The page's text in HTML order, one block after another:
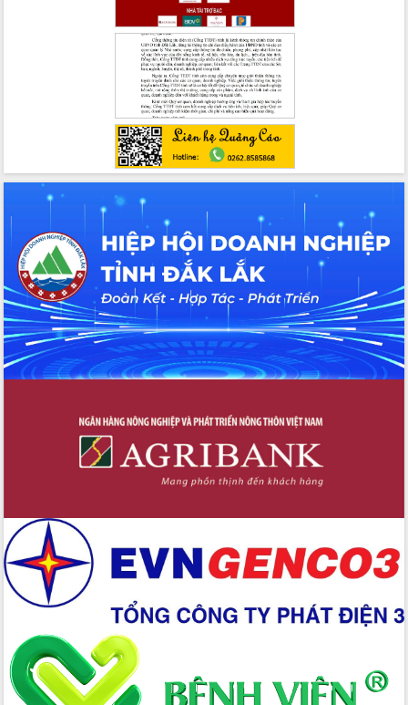
UBND tỉnh họp báo định kỳ tháng 4
Hội thảo khoa học “Giải pháp thúc đẩy
phát triển nền kinh tế xanh tại tỉnh
Tăng cường giám sát, đôn đốc thực
hiện nhiệm vụ quản lý tài sản công
Tháo gỡ những vướng mắc, đẩy mạnh
công tác cải cách thủ tục hành chính
tại Trung tâm Phục vụ hành chính
công tỉnh
Đắk Lắk: Tôn vinh 46 giải pháp tại Hội
thi Sáng tạo Kỹ thuật 2024 - 2025
Đắk Lắk rà soát, điều chỉnh Đề án 190
về phát triển nuôi trồng thủy sản
Phó Chủ tịch UBND tỉnh Đắk Lắk
Trương Công Thái kiểm tra thực địa
Dự án cao tốc Khánh Hòa - Buôn Ma
Định vị cà phê Việt Nam như một “di
sản sống” trong dòng chảy toàn cầu
Xây dựng nông thôn mới: Nâng cao đời
sống người dân từ những mô hình thiết
Quyết liệt tháo gỡ vướng mắc, đẩy
nhanh tiến độ các dự án trọng điểm
trong Khu kinh tế Nam Phú Yên
Hòn Yến phát triển du lịch gắn với bảo
tồn biển
Lấy ý kiến điều chỉnh Quy hoạch tỉnh
Đắk Lắk thời kỳ 2021-2030, tầm nhìn
đến năm 2050
Phát động chiến dịch 30 ngày đêm
giải phóng mặt bằng Tuyến đường bộ